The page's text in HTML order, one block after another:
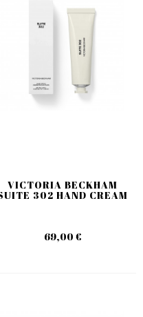
VICTORIA BECKHAM
302 HAND CREAM
69,00 €